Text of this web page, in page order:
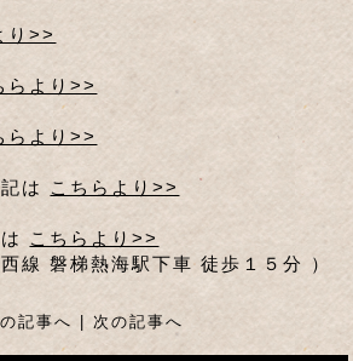
り>>
らより>>
らより>>
は こちらより>>
こちらより>>
線 磐梯熱海駅下車 徒歩１５分 ）
記事へ 次の記事へ